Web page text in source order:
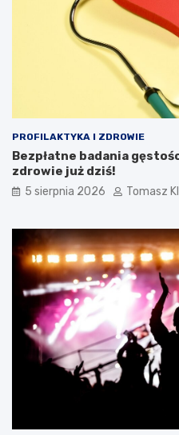
PROFILAKTYKA I ZDROWIE
Bezpłatne badania
zdrowie już dziś!
5 sierpnia 2026 Tomasz